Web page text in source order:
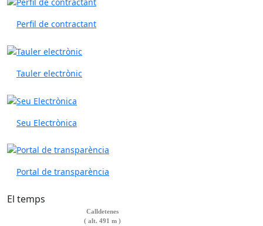
Perfil de contractant
Tauler electrònic
Seu Electrònica
Portal de transparència
El temps